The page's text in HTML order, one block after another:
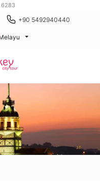
6283
+90 5492940440